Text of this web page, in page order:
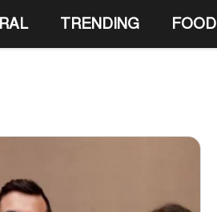
TRENDING FOOD